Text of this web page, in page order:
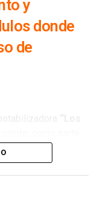
y
donde
de
para modernizar una
de agua